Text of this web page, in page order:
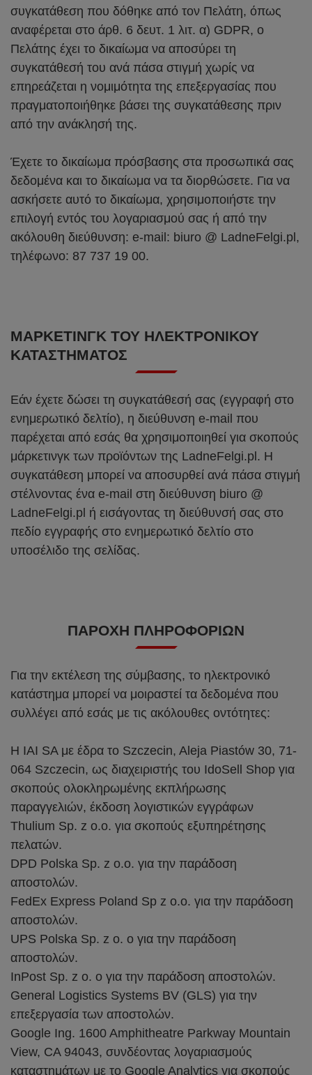
συγκατάθεση που δόθηκε από τον Πελάτη, όπως
αναφέρεται στο άρθ. 6 δευτ. 1 λιτ. α) GDPR, ο
Πελάτης έχει το δικαίωμα να αποσύρει τη
συγκατάθεσή του ανά πάσα στιγμή χωρίς να
επηρεάζεται η νομιμότητα της επεξεργασίας που
πραγματοποιήθηκε βάσει της συγκατάθεσης πριν
από την ανάκλησή της.
Έχετε το δικαίωμα πρόσβασης στα προσωπικά σας
δεδομένα και το δικαίωμα να τα διορθώσετε. Για να
ασκήσετε αυτό το δικαίωμα, χρησιμοποιήστε την
επιλογή εντός του λογαριασμού σας ή από την
ακόλουθη διεύθυνση: e-mail: biuro @ LadneFelgi.pl,
τηλέφωνο: 87 737 19 00.
ΜΆΡΚΕΤΙΝΓΚ ΤΟΥ ΗΛΕΚΤΡΟΝΙΚΟΎ
ΚΑΤΑΣΤΉΜΑΤΟΣ
Εάν έχετε δώσει τη συγκατάθεσή σας (εγγραφή στο
ενημερωτικό δελτίο), η διεύθυνση e-mail που
παρέχεται από εσάς θα χρησιμοποιηθεί για σκοπούς
μάρκετινγκ των προϊόντων της LadneFelgi.pl. Η
συγκατάθεση μπορεί να αποσυρθεί ανά πάσα στιγμή
στέλνοντας ένα e-mail στη διεύθυνση biuro @
LadneFelgi.pl ή εισάγοντας τη διεύθυνσή σας στο
πεδίο εγγραφής στο ενημερωτικό δελτίο στο
υποσέλιδο της σελίδας.
ΠΑΡΟΧΉ ΠΛΗΡΟΦΟΡΙΏΝ
Για την εκτέλεση της σύμβασης, το ηλεκτρονικό
κατάστημα μπορεί να μοιραστεί τα δεδομένα που
συλλέγει από εσάς με τις ακόλουθες οντότητες:
Η IAI SA με έδρα το Szczecin, Aleja Piastów 30, 71-
064 Szczecin, ως διαχειριστής του IdoSell Shop για
σκοπούς ολοκληρωμένης εκπλήρωσης
παραγγελιών, έκδοση λογιστικών εγγράφων
Thulium Sp. z o.o. για σκοπούς εξυπηρέτησης
πελατών.
DPD Polska Sp. z o.o. για την παράδοση
αποστολών.
FedEx Express Poland Sp z o.o. για την παράδοση
αποστολών.
UPS Polska Sp. z o. o για την παράδοση
αποστολών.
InPost Sp. z o. o για την παράδοση αποστολών.
General Logistics Systems BV (GLS) για την
επεξεργασία των αποστολών.
Google Ing. 1600 Amphitheatre Parkway Mountain
View, CA 94043, συνδέοντας λογαριασμούς
καταστημάτων με το Google Analytics για σκοπούς